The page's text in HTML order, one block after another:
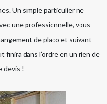
Un simple particulier ne
une professionnelle, vous
de placo et suivant
dans l’ordre en un rien de
devis !